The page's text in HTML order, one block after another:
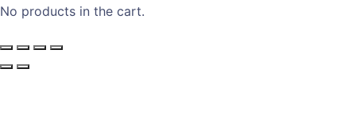
No products in the cart.